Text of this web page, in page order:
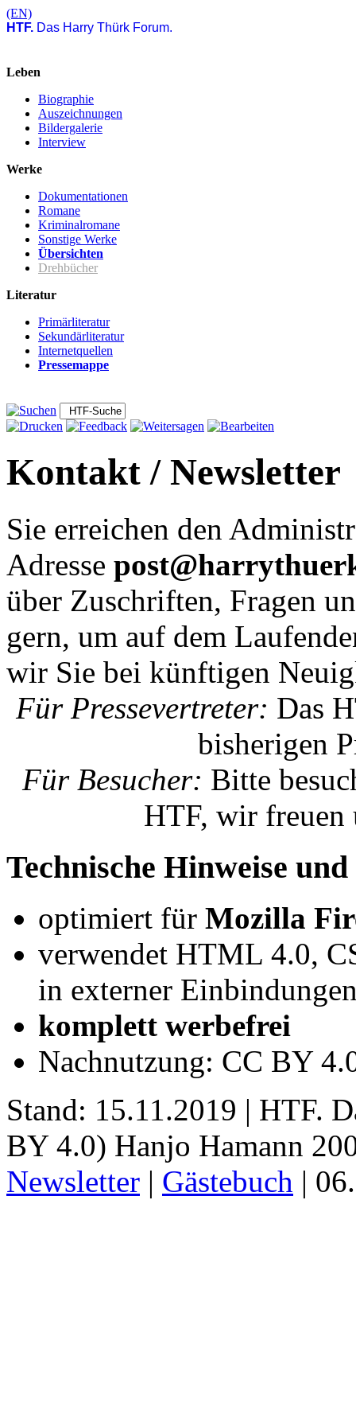
(EN)
HTF. Das Harry Thürk Forum.
Leben
Biographie
Auszeichnungen
Bildergalerie
Interview
Werke
Dokumentationen
Romane
Kriminalromane
Sonstige Werke
Übersichten
Drehbücher
Literatur
Primärliteratur
Sekundärliteratur
Internetquellen
Pressemappe
Kontakt / Newsletter
Sie erreichen den
Adresse
über Zuschriften, Fragen
gern, um auf dem
wir Sie bei künftigen
Für Pressevertreter: Das
bisherigen
Für Besucher: Bitte
HTF, wir freuen
Technische Hinweise und
optimiert für Mozilla
verwendet HTML 4.0,
in externer
komplett werbefrei
Nachnutzung: CC BY
Stand: 15.11.2019 | HTF.
BY 4.0) Hanjo Hamann
Newsletter | Gästebuch |